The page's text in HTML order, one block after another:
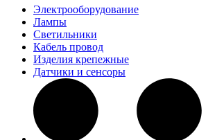
Электрооборудование
Лампы
Светильники
Кабель провод
Изделия крепежные
Датчики и сенсоры